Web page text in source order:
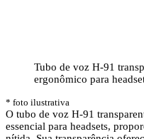
Tubo de voz H-91
ergonômico para
* foto ilustrativa
O tubo de voz H-91
essencial para headsets,